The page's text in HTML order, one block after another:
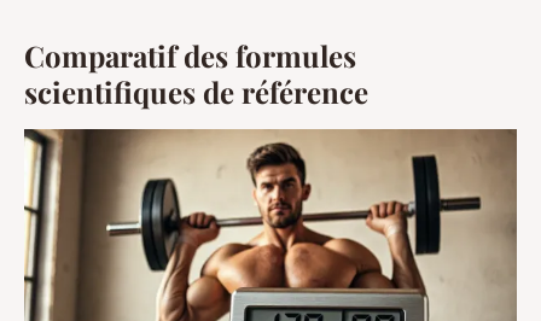
Comparatif des formules
scientifiques de référence